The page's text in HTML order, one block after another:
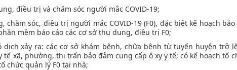
điều trị và chăm sóc người mắc COVID-19;
chăm sóc, điều trị người mắc COVID-19 (F0), đặc biệt kế hoạch
mềm báo cáo các cơ sở thu dung, điều trị F0;
dịch xảy ra: các cơ sở khám bệnh, chữa bệnh từ tuyến huyện trở
tế xã, phường, thị trấn bảo đảm cung cấp ô xy y tế; có kế hoạch tổ
chức quản lý F0 tại nhà;